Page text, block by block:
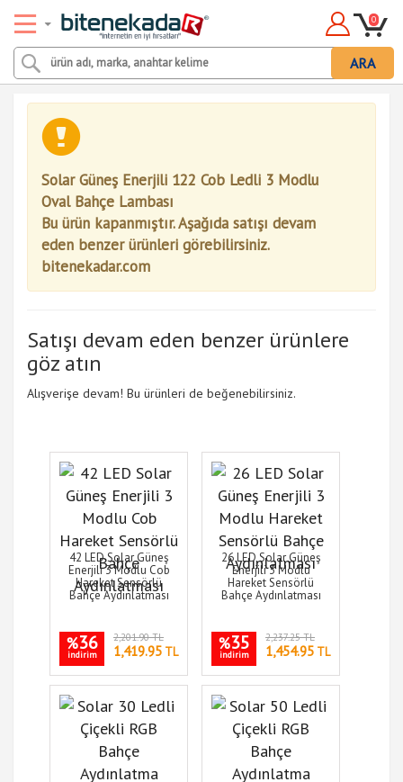
ARA
0
Solar Güneş Enerjili 122 Cob Ledli 3 Modlu
Oval Bahçe Lambası
Bu ürün kapanmıştır. Aşağıda satışı devam
eden benzer ürünleri görebilirsiniz.
bitenekadar.com
Satışı devam eden benzer ürünlere
göz atın
Alışverişe devam! Bu ürünleri de beğenebilirsiniz.
42 LED Solar Güneş
Enerjili 3 Modlu Cob
Hareket Sensörlü
Bahçe Aydınlatması
%36
indirim
2,201.90 TL
1,419.95 TL
26 LED Solar Güneş
Enerjili 3 Modlu
Hareket Sensörlü
Bahçe Aydınlatması
%35
indirim
2,237.25 TL
1,454.95 TL